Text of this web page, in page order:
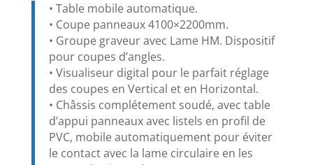
• Table mobile automatique.
• Coupe panneaux 4100×2200mm.
• Groupe graveur avec Lame HM. Dispositif
pour coupes d’angles.
• Visualiseur digital pour le parfait réglage
des coupes en Vertical et en Horizontal.
• Châssis complétement soudé, avec table
d’appui panneaux avec listels en profil de
PVC, mobile automatiquement pour éviter
le contact avec la lame circulaire en les